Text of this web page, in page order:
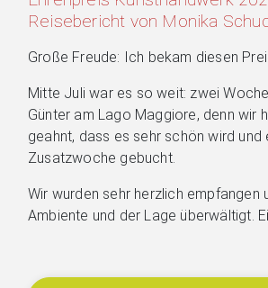
Reisebericht von Monika
Große Freude: Ich bekam diesen
Mitte Juli war es so weit: zwei
Günter am Lago Maggiore, denn wir
geahnt, dass es sehr schön wird und
Zusatzwoche gebucht.
Wir wurden sehr herzlich empfangen
Ambiente und der Lage überwältigt.